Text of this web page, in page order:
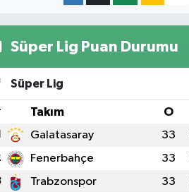
Süper Lig Puan Durumu
Süper Lig
Takım O
Galatasaray 33
Fenerbahçe 33
Trabzonspor 33